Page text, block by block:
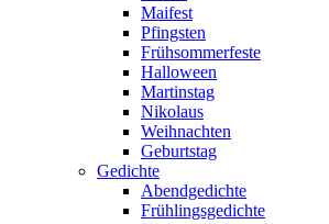
Maifest
Pfingsten
Frühsommerfeste
Halloween
Martinstag
Nikolaus
Weihnachten
Geburtstag
Gedichte
Abendgedichte
Frühlingsgedichte